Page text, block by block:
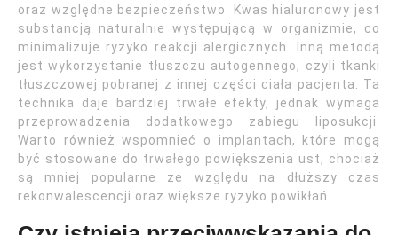
oraz względne bezpieczeństwo. Kwas hialuronowy jest
substancją naturalnie występującą w organizmie, co
minimalizuje ryzyko reakcji alergicznych. Inną metodą
jest wykorzystanie tłuszczu autogennego, czyli tkanki
tłuszczowej pobranej z innej części ciała pacjenta. Ta
technika daje bardziej trwałe efekty, jednak wymaga
przeprowadzenia dodatkowego zabiegu liposukcji.
Warto również wspomnieć o implantach, które mogą
być stosowane do trwałego powiększenia ust, chociaż
są mniej popularne ze względu na dłuższy czas
rekonwalescencji oraz większe ryzyko powikłań.